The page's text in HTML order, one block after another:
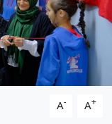
A- A+